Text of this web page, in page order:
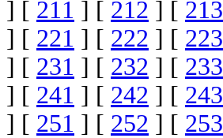
] [ 211 ] [ 212 ] [ 213
] [ 221 ] [ 222 ] [ 223
] [ 231 ] [ 232 ] [ 233
] [ 241 ] [ 242 ] [ 243
] [ 251 ] [ 252 ] [ 253